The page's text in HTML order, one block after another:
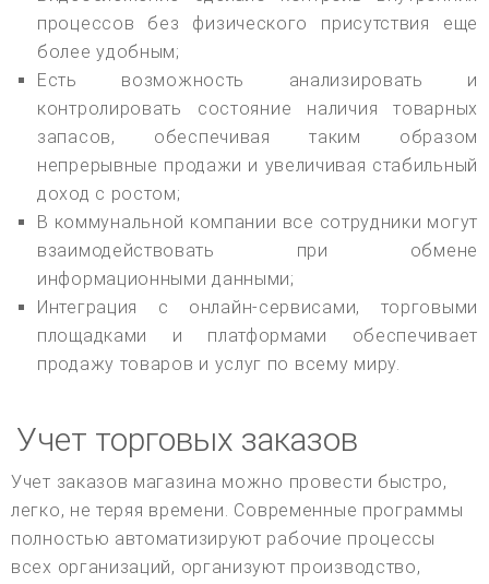
процессов без физического присутствия еще
более удобным;
Есть возможность анализировать и
контролировать состояние наличия товарных
запасов, обеспечивая таким образом
непрерывные продажи и увеличивая стабильный
доход с ростом;
В коммунальной компании все сотрудники могут
взаимодействовать при обмене
информационными данными;
Интеграция с онлайн-сервисами, торговыми
площадками и платформами обеспечивает
продажу товаров и услуг по всему миру.
Учет торговых заказов
Учет заказов магазина можно провести быстро,
легко, не теряя времени. Современные программы
полностью автоматизируют рабочие процессы
всех организаций, организуют производство,